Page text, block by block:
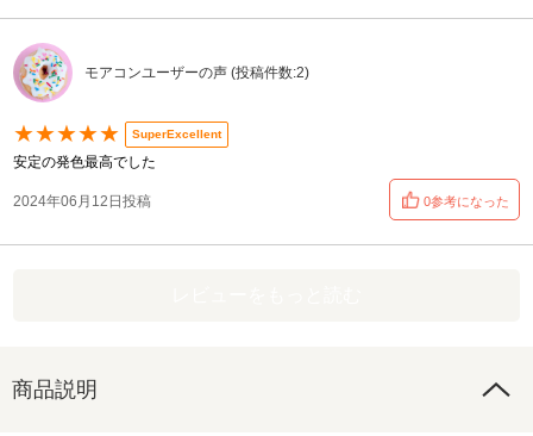
モアコンユーザーの声 (投稿件数:2)
★★★★★ SuperExcellent
安定の発色最高でした
2024年06月12日投稿 0参考になった
商品説明